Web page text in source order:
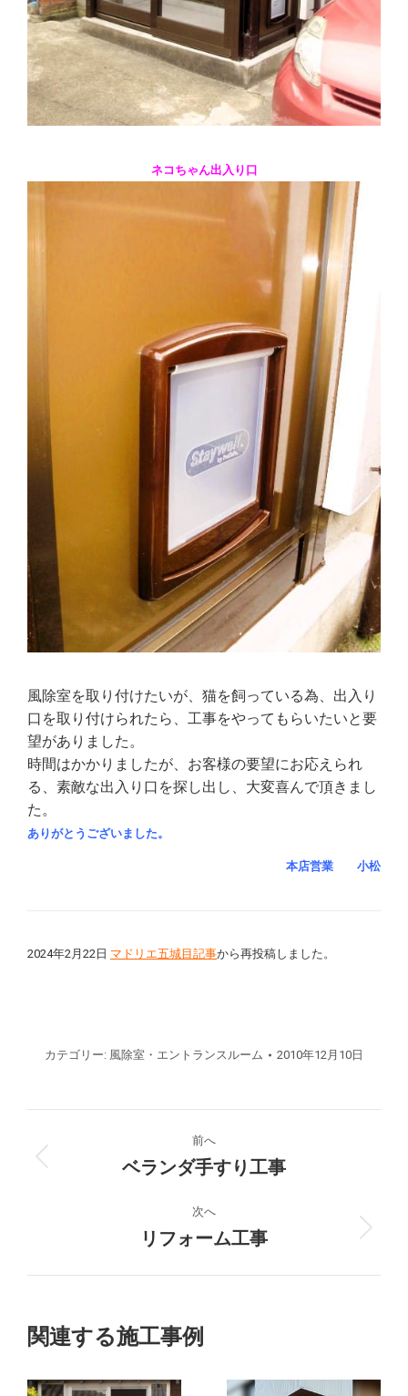
ネコちゃん出入り口
風除室を取り付けたいが、猫を飼っている為、出入り
口を取り付けられたら、工事をやってもらいたいと要
望がありました。
時間はかかりましたが、お客様の要望にお応えられ
る、素敵な出入り口を探し出し、大変喜んで頂きまし
た。
ありがとうございました。
本店営業 小松
2024年2月22日 マドリエ五城目記事から再投稿しました。
カテゴリー: 風除室・エントランスルーム 2010年12月10日
ロ
ク
ト
前へ
前
プ
ロ
ェ
ト:
ベランダ手すり工事
次へ
次
ジ
ェ
リフォーム工事
関連する施工事例